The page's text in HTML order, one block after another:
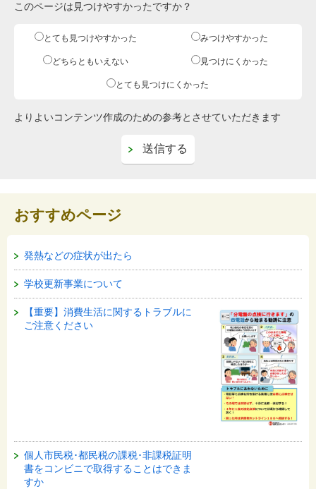
このページは見つけやすかったですか？
とても見つけやすかった みつけやすかった
どちらともいえない 見つけにくかった
とても見つけにくかった
よりよいコンテンツ作成のための参考とさせていただきます
おすすめページ
発熱などの症状が出たら
学校更新事業について
【重要】消費生活に関するトラブルに
ご注意ください
個人市民税･都民税の課税･非課税証明
書をコンビニで取得することはできま
すか